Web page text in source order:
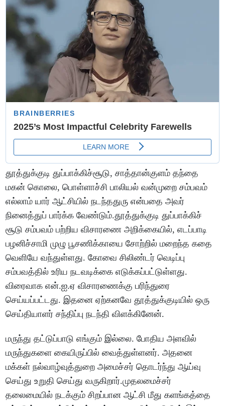
தூத்துக்குடி துப்பாக்கிச்சூடு, சாத்தான்குளம் தந்தை
மகன் கொலை, பொள்ளாச்சி பாலியல் வன்முறை சம்பவம்
எல்லாம் யார் ஆட்சியில் நடந்ததுரு என்பதை அவர்
நினைத்துப் பார்க்க வேண்டும்.தூத்துக்குடி துப்பாக்கிச்
சூடு சம்பவம் பற்றிய விசாரணை அறிக்கையில், எடப்பாடி
பழனிச்சாமி முழு பூசணிக்காயை சோற்றில் மறைந்த கதை
வெளியே வந்துள்ளது. கோவை சிலிண்டர் வெடிப்பு
சம்பவத்தில் உரிய நடவடிக்கை எடுக்கப்பட்டுள்ளது.
விரைவாக என்.ஐ.ஏ விசாரணைக்கு பரிந்துரை
செய்யப்பட்டது. இதனை ஏற்கனவே தூத்துக்குடியில் ஒரு
செய்தியாளர் சந்திப்பு நடந்தி விளக்கினேன்.
மருந்து தட்டுப்பாடு எங்கும் இல்லை. போதிய அளவில்
மருந்துகளை கையிருப்பில் வைத்துள்ளனர். அதனை
மக்கள் நல்வாழ்வுத்துறை அமைச்சர் தொடர்ந்து ஆய்வு
செய்து உறுதி செய்து வருகிறார்.முதலமைச்சர்
தலைமையில் நடக்கும் சிறப்பான ஆட்சி மீது களங்கத்தை